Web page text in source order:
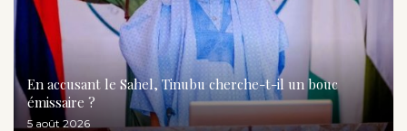
En accusant le Sahel, Tinubu cherche-t-il un bouc
émissaire ?
5 août 2026